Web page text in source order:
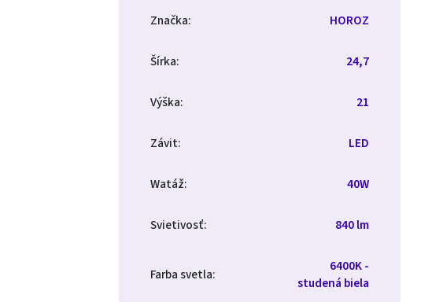
Značka: HOROZ
Šírka: 24,7
Výška: 21
Závit: LED
Watáž: 40W
Svietivosť: 840 lm
Farba svetla:
6400K -
studená biela